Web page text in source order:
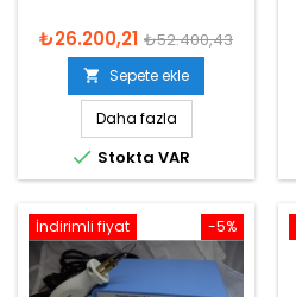
₺26.200,21 ₺52.400,43
 Sepete ekle
Daha fazla
 Stokta VAR
-5%
İndirimli fiyat